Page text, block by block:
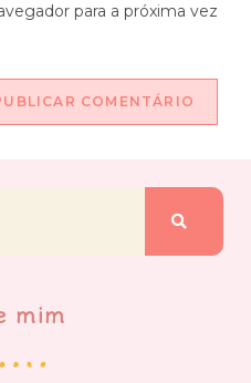
para a próxima vez
mim